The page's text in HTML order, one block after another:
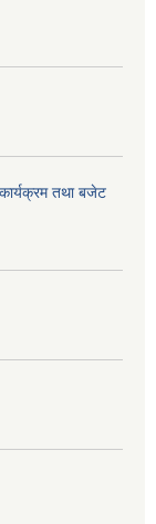
तथा बजेट